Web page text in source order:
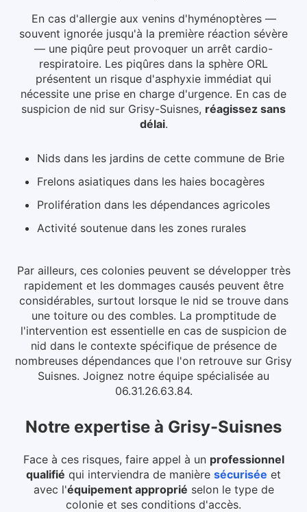
En cas d'allergie aux venins d'hyménoptères —
souvent ignorée jusqu'à la première réaction sévère
— une piqûre peut provoquer un arrêt cardio-
respiratoire. Les piqûres dans la sphère ORL
présentent un risque d'asphyxie immédiat qui
nécessite une prise en charge d'urgence. En cas de
suspicion de nid sur Grisy-Suisnes, réagissez sans
délai.
Nids dans les jardins de cette commune de Brie
Frelons asiatiques dans les haies bocagères
Prolifération dans les dépendances agricoles
Activité soutenue dans les zones rurales
Par ailleurs, ces colonies peuvent se développer très
rapidement et les dommages causés peuvent être
considérables, surtout lorsque le nid se trouve dans
une toiture ou des combles. La promptitude de
l'intervention est essentielle en cas de suspicion de
nid dans le contexte spécifique de présence de
nombreuses dépendances que l'on retrouve sur Grisy
Suisnes. Joignez notre équipe spécialisée au
06.31.26.63.84.
Notre expertise à Grisy-Suisnes
Face à ces risques, faire appel à un professionnel
qualifié qui interviendra de manière sécurisée et
avec l'équipement approprié selon le type de
colonie et ses conditions d'accès.